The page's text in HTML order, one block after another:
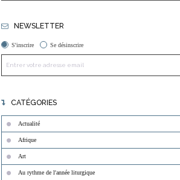
NEWSLETTER
S'inscrire Se désinscrire
CATÉGORIES
Actualité
Afrique
Art
Au rythme de l'année liturgique